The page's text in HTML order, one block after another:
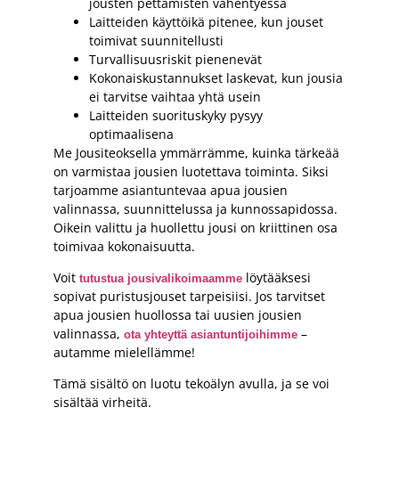
Laitteiden käyttöikä pitenee, kun jouset
toimivat suunnitellusti
Turvallisuusriskit pienenevät
Kokonaiskustannukset laskevat, kun jousia
ei tarvitse vaihtaa yhtä usein
Laitteiden suorituskyky pysyy
optimaalisena
Me Jousiteoksella ymmärrämme, kuinka tärkeää
on varmistaa jousien luotettava toiminta. Siksi
tarjoamme asiantuntevaa apua jousien
valinnassa, suunnittelussa ja kunnossapidossa.
Oikein valittu ja huollettu jousi on kriittinen osa
toimivaa kokonaisuutta.
Voit tutustua jousivalikoimaamme löytääksesi
sopivat puristusjouset tarpeisiisi. Jos tarvitset
apua jousien huollossa tai uusien jousien
valinnassa, ota yhteyttä asiantuntijoihimme –
autamme mielellämme!
Tämä sisältö on luotu tekoälyn avulla, ja se voi
sisältää virheitä.